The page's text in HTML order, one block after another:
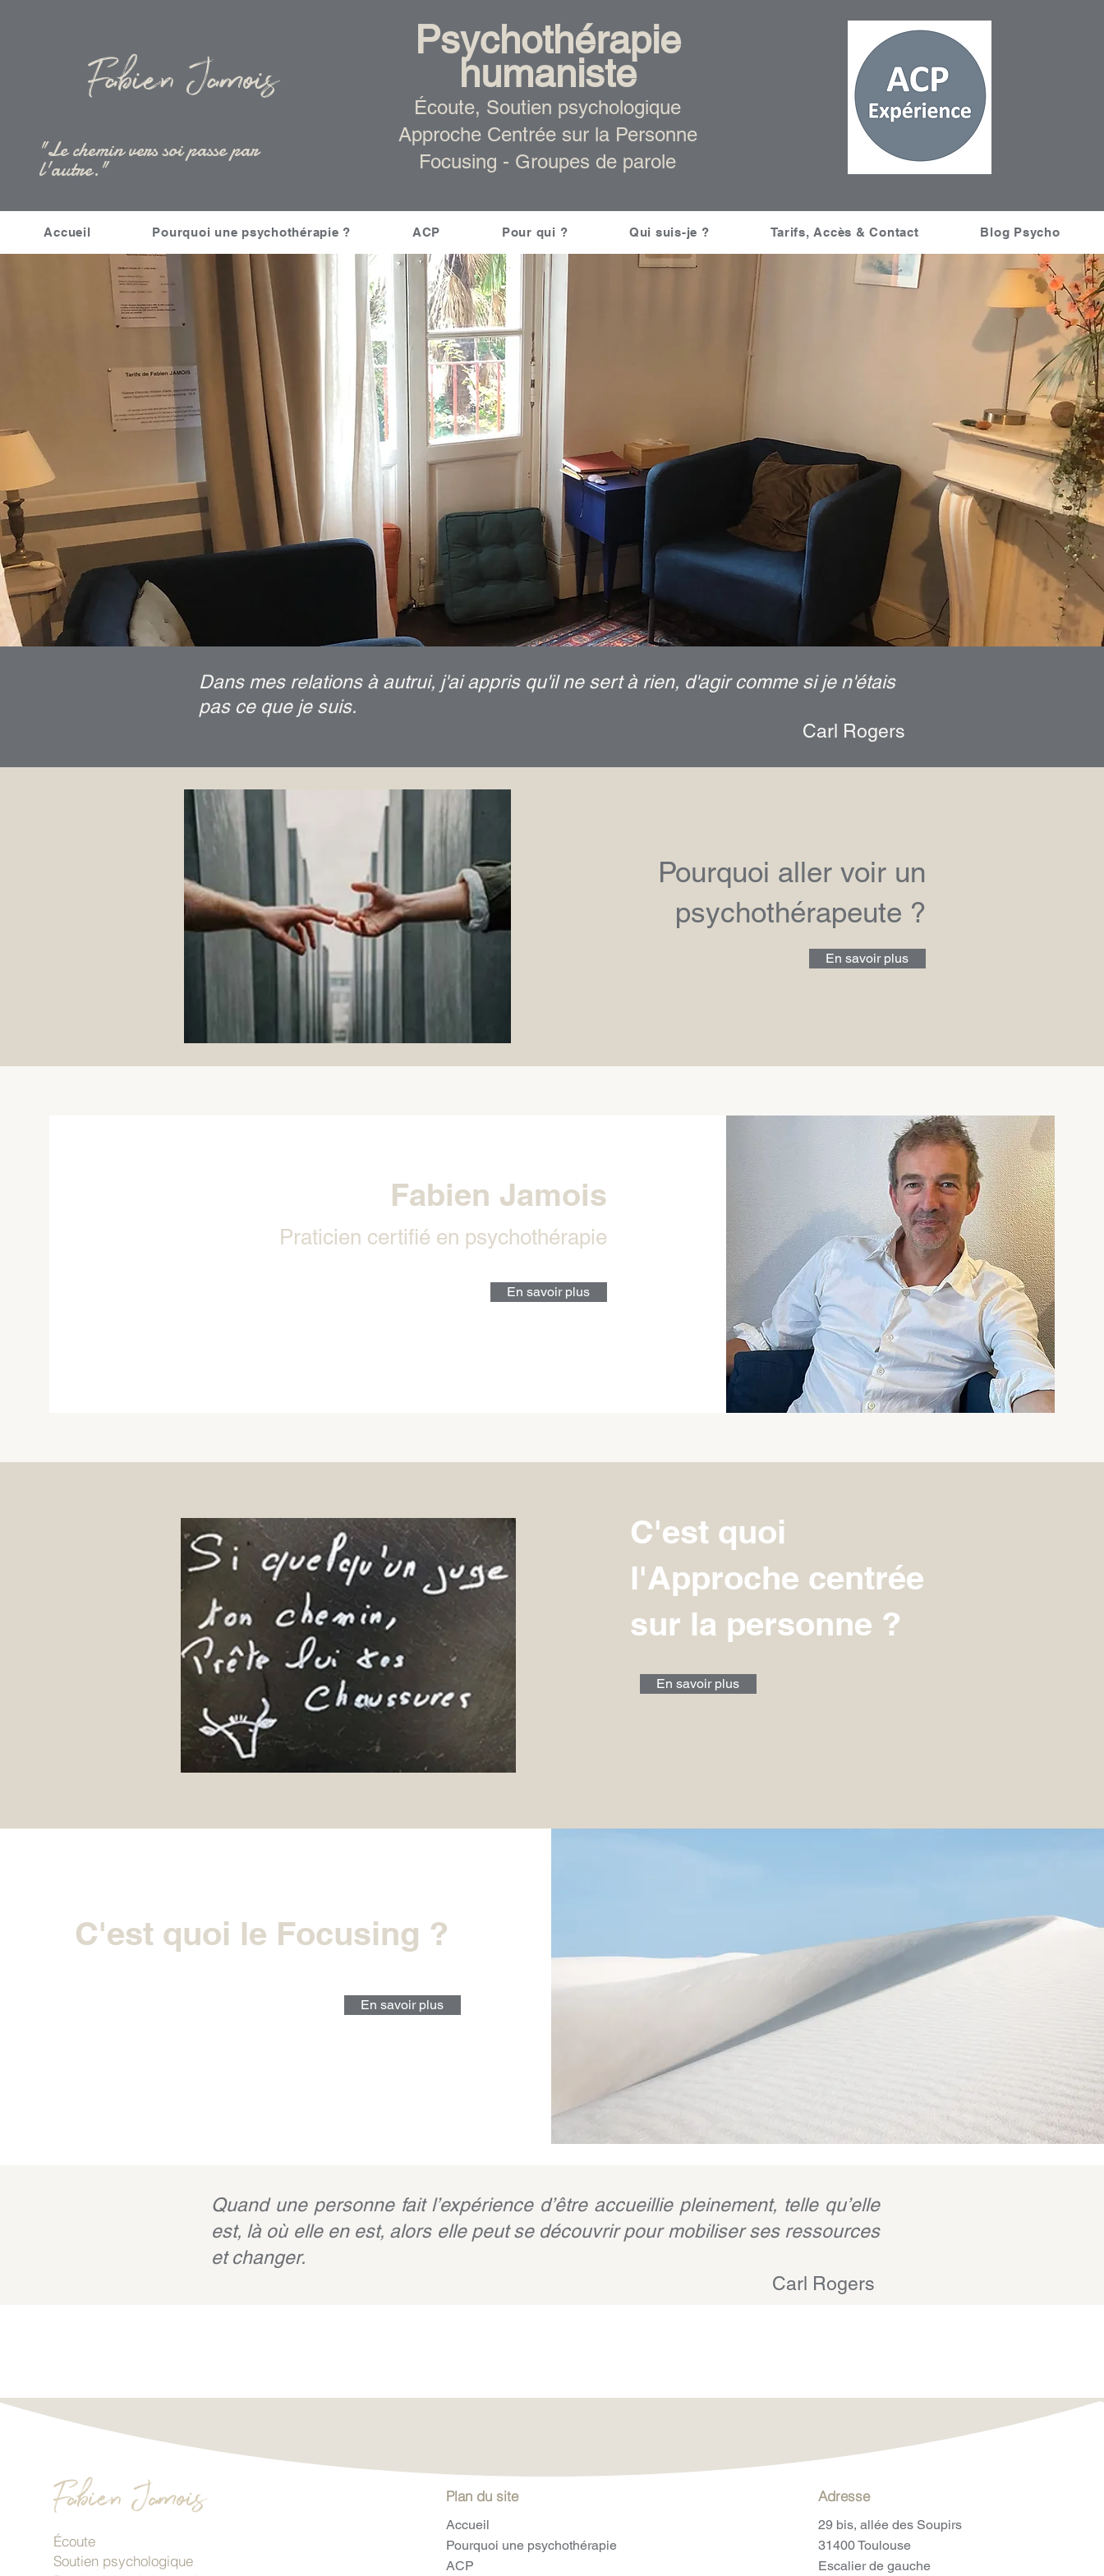
Fabien Jamois
"Le chemin vers soi passe par
l'autre."
Psychothérapie
humaniste
Écoute, Soutien psychologique
Approche Centrée sur la Personne
Focusing - Groupes de parole
Accueil Pourquoi une psychothérapie ? ACP Pour qui ? Qui suis-je ? Tarifs, Accès & Contact Blog Psycho
Dans mes relations à autrui, j'ai appris qu'il ne sert à rien, d'agir comme si je n'étais
pas ce que je suis.
Carl Rogers
Pourquoi aller voir un
psychothérapeute ?
En savoir plus
Fabien Jamois
Praticien certifié en psychothérapie
En savoir plus
C'est quoi
l'Approche centrée
sur la personne ?
En savoir plus
C'est quoi le Focusing ?
En savoir plus
Quand une personne fait l’expérience d’être accueillie pleinement, telle qu’elle
est, là où elle en est, alors elle peut se découvrir pour mobiliser ses ressources
et changer.
Carl Rogers
Fabien Jamois
Écoute
Soutien psychologique
Plan du site
Accueil
Pourquoi une psychothérapie
ACP
Adresse
29 bis, allée des Soupirs
31400 Toulouse
Escalier de gauche